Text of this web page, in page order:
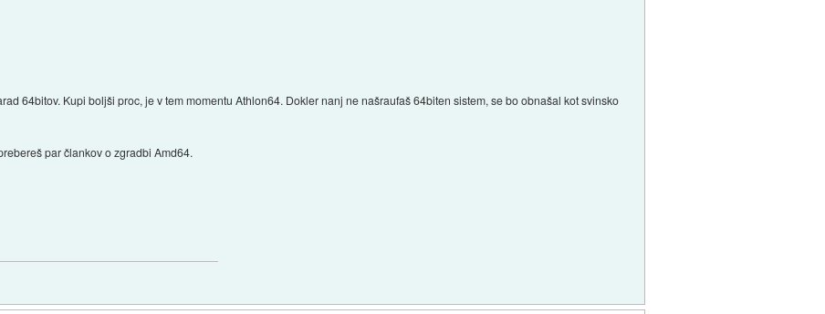
64bitov. Kupi boljši proc, je v tem momentu Athlon64. Dokler nanj ne našraufaš 64biten sistem, se bo obnašal kot svinsko
par člankov o zgradbi Amd64.